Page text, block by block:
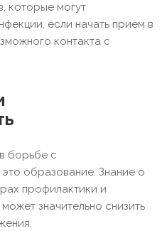
которые могут
если начать прием в
контакта с
борьбе с
образование. Знание о
профилактики и
значительно снизить